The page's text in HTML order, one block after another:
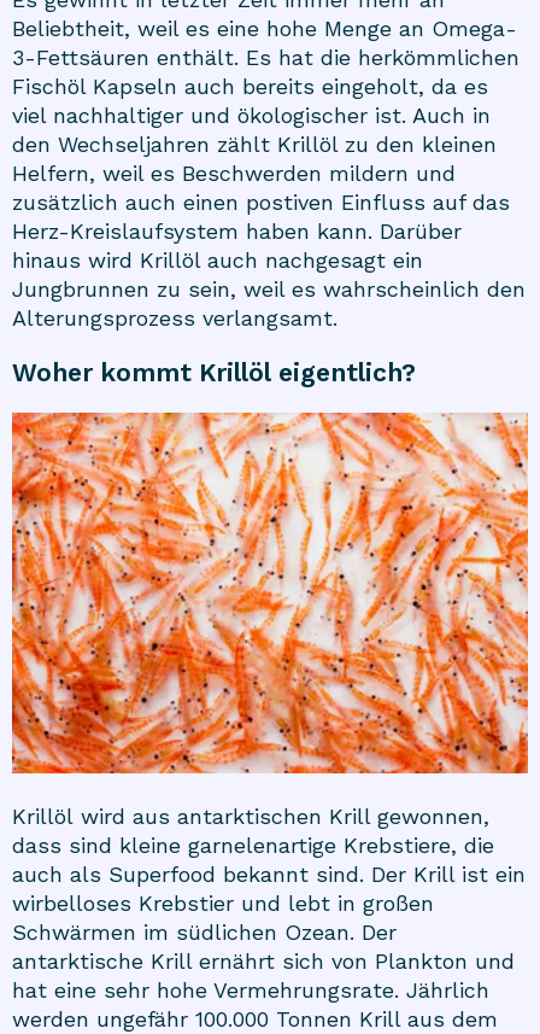
Beliebtheit, weil es eine hohe Menge an Omega-
3-Fettsäuren enthält. Es hat die herkömmlichen
Fischöl Kapseln auch bereits eingeholt, da es
viel nachhaltiger und ökologischer ist. Auch in
den Wechseljahren zählt Krillöl zu den kleinen
Helfern, weil es Beschwerden mildern und
zusätzlich auch einen postiven Einfluss auf das
Herz-Kreislaufsystem haben kann. Darüber
hinaus wird Krillöl auch nachgesagt ein
Jungbrunnen zu sein, weil es wahrscheinlich den
Alterungsprozess verlangsamt.
Woher kommt Krillöl eigentlich?
Krillöl wird aus antarktischen Krill gewonnen,
dass sind kleine garnelenartige Krebstiere, die
auch als Superfood bekannt sind. Der Krill ist ein
wirbelloses Krebstier und lebt in großen
Schwärmen im südlichen Ozean. Der
antarktische Krill ernährt sich von Plankton und
hat eine sehr hohe Vermehrungsrate. Jährlich
werden ungefähr 100.000 Tonnen Krill aus dem